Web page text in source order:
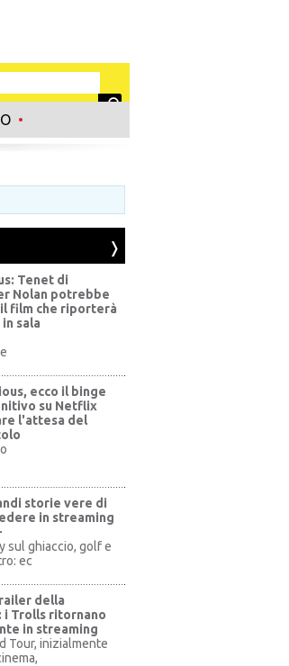
•
Tenet di
Nolan potrebbe
film che riporterà
sala
ecco il binge
su Netflix
l'attesa del
storie vere di
in streaming
sul ghiaccio, golf e
ec
della
i Trolls ritornano
in streaming
Tour, inizialmente